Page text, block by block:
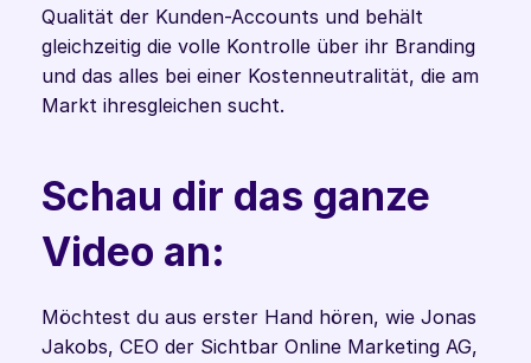
Qualität der Kunden-Accounts und behält
gleichzeitig die volle Kontrolle über ihr Branding
und das alles bei einer Kostenneutralität, die am
Markt ihresgleichen sucht.
Schau dir das ganze
Video an:
Möchtest du aus erster Hand hören, wie Jonas
Jakobs, CEO der Sichtbar Online Marketing AG,